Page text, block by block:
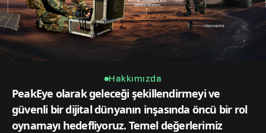
Hakkımızda
PeakEye olarak geleceği şekillendirmeyi ve
güvenli bir dijital dünyanın inşasında öncü bir rol
oynamayı hedefliyoruz. Temel değerlerimiz